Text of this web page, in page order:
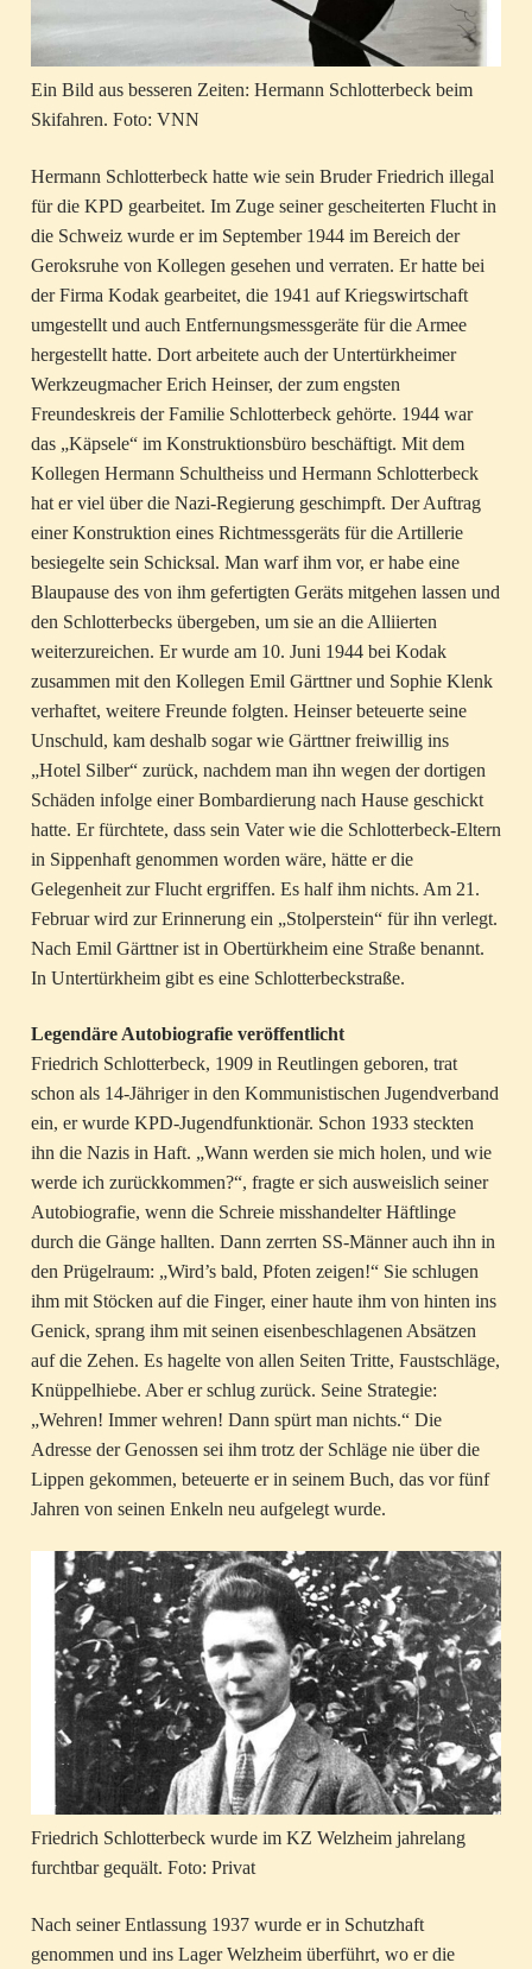
Ein Bild aus besseren Zeiten: Hermann Schlotterbeck beim
Skifahren. Foto: VNN
Hermann Schlotterbeck hatte wie sein Bruder Friedrich illegal
für die KPD gearbeitet. Im Zuge seiner gescheiterten Flucht in
die Schweiz wurde er im September 1944 im Bereich der
Geroksruhe von Kollegen gesehen und verraten. Er hatte bei
der Firma Kodak gearbeitet, die 1941 auf Kriegswirtschaft
umgestellt und auch Entfernungsmessgeräte für die Armee
hergestellt hatte. Dort arbeitete auch der Untertürkheimer
Werkzeugmacher Erich Heinser, der zum engsten
Freundeskreis der Familie Schlotterbeck gehörte. 1944 war
das „Käpsele“ im Konstruktionsbüro beschäftigt. Mit dem
Kollegen Hermann Schultheiss und Hermann Schlotterbeck
hat er viel über die Nazi-Regierung geschimpft. Der Auftrag
einer Konstruktion eines Richtmessgeräts für die Artillerie
besiegelte sein Schicksal. Man warf ihm vor, er habe eine
Blaupause des von ihm gefertigten Geräts mitgehen lassen und
den Schlotterbecks übergeben, um sie an die Alliierten
weiterzureichen. Er wurde am 10. Juni 1944 bei Kodak
zusammen mit den Kollegen Emil Gärttner und Sophie Klenk
verhaftet, weitere Freunde folgten. Heinser beteuerte seine
Unschuld, kam deshalb sogar wie Gärttner freiwillig ins
„Hotel Silber“ zurück, nachdem man ihn wegen der dortigen
Schäden infolge einer Bombardierung nach Hause geschickt
hatte. Er fürchtete, dass sein Vater wie die Schlotterbeck-Eltern
in Sippenhaft genommen worden wäre, hätte er die
Gelegenheit zur Flucht ergriffen. Es half ihm nichts. Am 21.
Februar wird zur Erinnerung ein „Stolperstein“ für ihn verlegt.
Nach Emil Gärttner ist in Obertürkheim eine Straße benannt.
In Untertürkheim gibt es eine Schlotterbeckstraße.
Legendäre Autobiografie veröffentlicht
Friedrich Schlotterbeck, 1909 in Reutlingen geboren, trat
schon als 14-Jähriger in den Kommunistischen Jugendverband
ein, er wurde KPD-Jugendfunktionär. Schon 1933 steckten
ihn die Nazis in Haft. „Wann werden sie mich holen, und wie
werde ich zurückkommen?“, fragte er sich ausweislich seiner
Autobiografie, wenn die Schreie misshandelter Häftlinge
durch die Gänge hallten. Dann zerrten SS-Männer auch ihn in
den Prügelraum: „Wird’s bald, Pfoten zeigen!“ Sie schlugen
ihm mit Stöcken auf die Finger, einer haute ihm von hinten ins
Genick, sprang ihm mit seinen eisenbeschlagenen Absätzen
auf die Zehen. Es hagelte von allen Seiten Tritte, Faustschläge,
Knüppelhiebe. Aber er schlug zurück. Seine Strategie:
„Wehren! Immer wehren! Dann spürt man nichts.“ Die
Adresse der Genossen sei ihm trotz der Schläge nie über die
Lippen gekommen, beteuerte er in seinem Buch, das vor fünf
Jahren von seinen Enkeln neu aufgelegt wurde.
Friedrich Schlotterbeck wurde im KZ Welzheim jahrelang
furchtbar gequält. Foto: Privat
Nach seiner Entlassung 1937 wurde er in Schutzhaft
genommen und ins Lager Welzheim überführt, wo er die